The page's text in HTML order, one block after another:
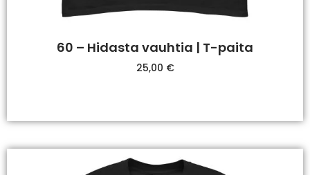
60 – Hidasta vauhtia | T-paita
25,00 €